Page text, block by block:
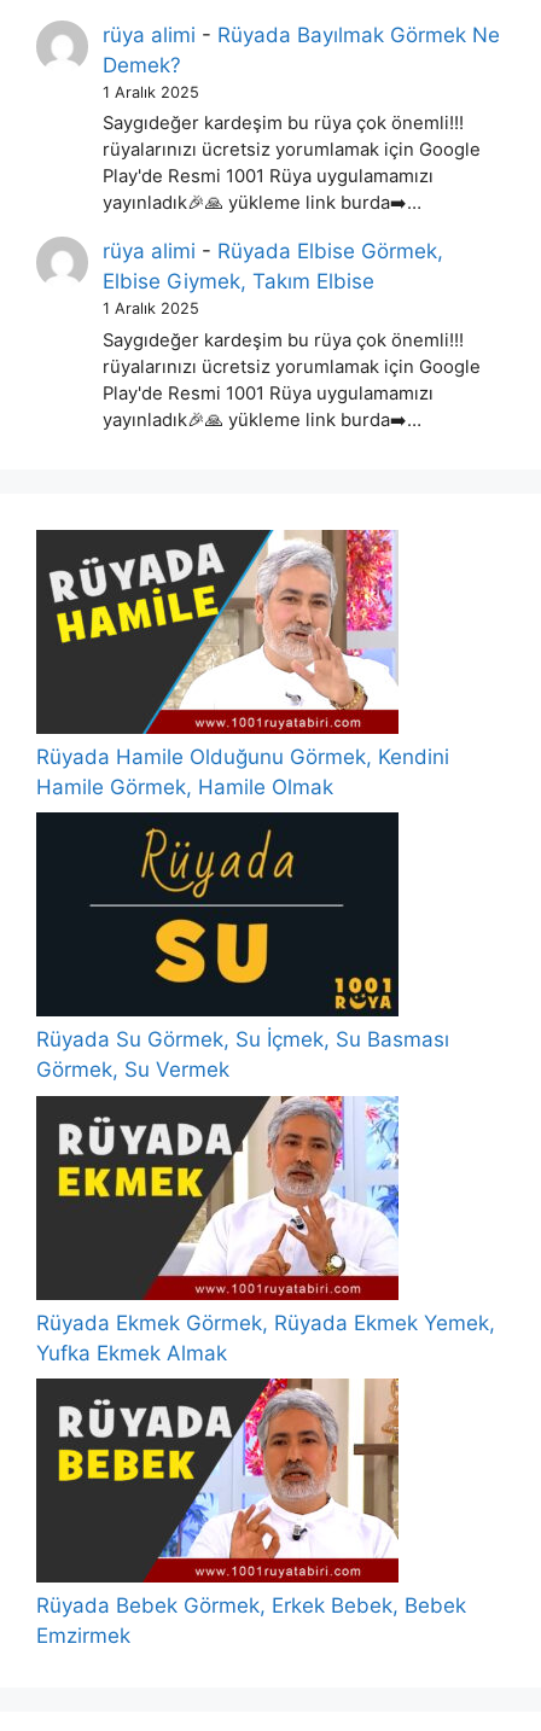
rüya alimi - Rüyada Bayılmak Görmek Ne
Demek?
1 Aralık 2025
Saygıdeğer kardeşim bu rüya çok önemli!!!
rüyalarınızı ücretsiz yorumlamak için Google
Play'de Resmi 1001 Rüya uygulamamızı
yayınladık🎉🙏 yükleme link burda➡️…
rüya alimi - Rüyada Elbise Görmek,
Elbise Giymek, Takım Elbise
1 Aralık 2025
Saygıdeğer kardeşim bu rüya çok önemli!!!
rüyalarınızı ücretsiz yorumlamak için Google
Play'de Resmi 1001 Rüya uygulamamızı
yayınladık🎉🙏 yükleme link burda➡️…
Rüyada Hamile Olduğunu Görmek, Kendini
Hamile Görmek, Hamile Olmak
Rüyada Su Görmek, Su İçmek, Su Basması
Görmek, Su Vermek
Rüyada Ekmek Görmek, Rüyada Ekmek Yemek,
Yufka Ekmek Almak
Rüyada Bebek Görmek, Erkek Bebek, Bebek
Emzirmek